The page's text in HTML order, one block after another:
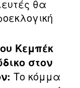
θα
Κεμπέκ
στον
Το κόμμα